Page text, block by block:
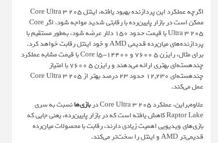
اگرچه عملکرد این پردازنده بهبود یافته، اینتل Core Ultra 3 205
ممکن است در بازار پایین‌رده با رقابتی شدید مواجه شود. اگر Core
Ultra 3 205 با قیمت حدود 150 دلار عرضه شود، به‌طور مستقیم با
پردازنده‌های میان‌رده قدیمی AMD و خود اینتل رقابت خواهد کرد.
برای مثال، رایزن 5 7600 و Core i5-14400 با قیمت مشابه عملکرد
چندهسته‌ای بهتری ارائه می‌دهند و رایزن 5 7600 با امتیاز
چندهسته‌ای 12,230 حدود 23 درصد بهتر از Core Ultra 3 205
عمل می‌کند.
علاوه‌براین، عملکرد Core Ultra 3 205 در
بازی‌هانسبت به سری
Raptor Lake کاهش یافته است که در بازار پایین‌رده، یعنی جایی که
بازی‌های ویدیویی اهمیت زیادی دارند، رقابت با محصولات میان‌رده
قدیمی‌تر AMD و اینتل را سخت‌تر می‌کند.